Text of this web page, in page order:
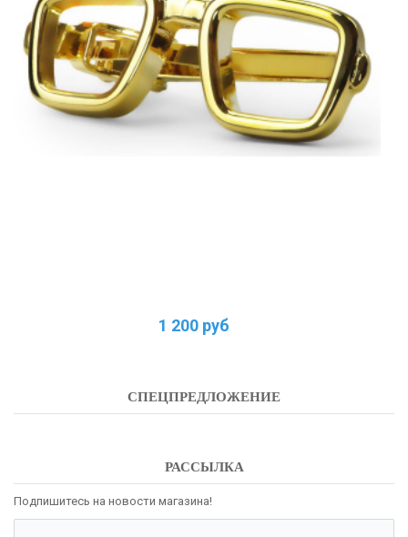
1 200 руб
СПЕЦПРЕДЛОЖЕНИЕ
РАССЫЛКА
Подпишитесь на новости магазина!